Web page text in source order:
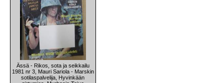
Ässä - Rikos, sota ja seikkailu
1981 nr 3, Mauri Sariola - Marskin
sotilaspalvelija, Hyvinkään